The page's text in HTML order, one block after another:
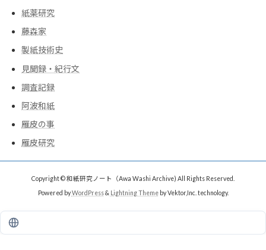
紙薬研究
藤森家
製紙技術史
見聞録・紀行文
調査記録
阿波和紙
雁皮の事
雁皮研究
Copyright © 和紙研究ノート（Awa Washi Archive) All Rights Reserved.
Powered byWordPress& Lightning Themeby Vektor,Inc. technology.